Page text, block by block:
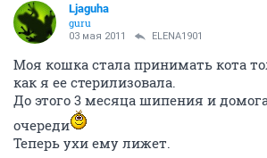
Ljaguha
guru
03 мая 2011 ELENA1901
Моя кошка стала принимать кота
как я ее стерилизовала.
До этого 3 месяца шипения и
очереди
Теперь ухи ему лижет.